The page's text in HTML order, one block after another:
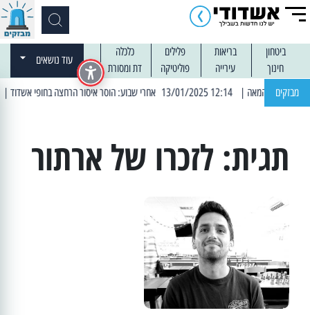
ביטחון בריאות פלילים
כלכלה
חינוך
עירייה פוליטיקה דת ומסורת
עוד נושאים
מבזקים | 12:14 13/01/2025 אחרי שבוע: הוסר איסור הרחצה בחופי אשדוד | 13:04 14/01/2025 עובדים בלילות: עבודות
תגית: לזכרו של ארתור